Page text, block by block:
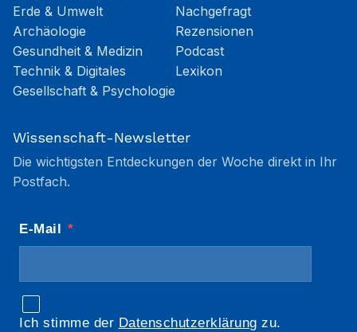
Erde & Umwelt
Archäologie
Gesundheit & Medizin
Technik & Digitales
Gesellschaft & Psychologie
Nachgefragt
Rezensionen
Podcast
Lexikon
Wissenschaft-Newsletter
Die wichtigsten Entdeckungen der Woche direkt in Ihr
Postfach.